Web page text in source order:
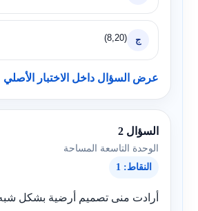
ج (8,20)
عرض السؤال داخل الاختبار الأصلي
السؤال 2
الوحدة التاسعة المساحة
النقاط: 1
أرادت منى تصميم أرضية بشكل